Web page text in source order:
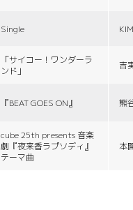
Single
「サイコー！ワンダーラ
ンド」
吉
『BEAT GOES ON』 熊
cube 25th presents 音楽
劇『夜来香ラプソディ』
テーマ曲
本